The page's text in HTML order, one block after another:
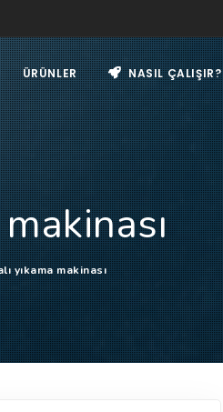
ÜRÜNLER NASIL ÇALIŞIR?
yıkama makinası